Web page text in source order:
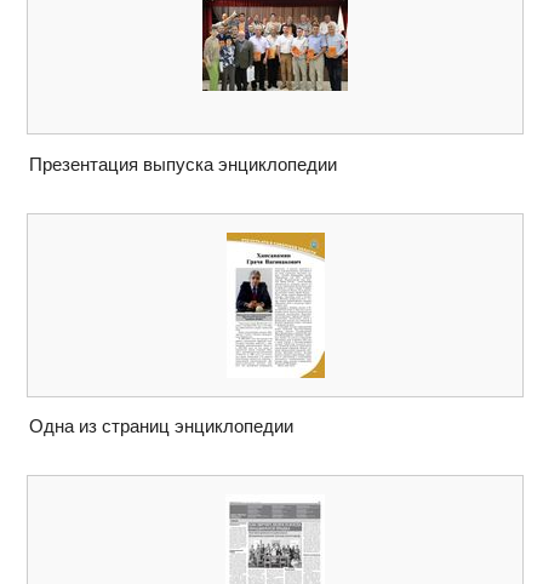
Презентация выпуска энциклопедии
Одна из страниц энциклопедии